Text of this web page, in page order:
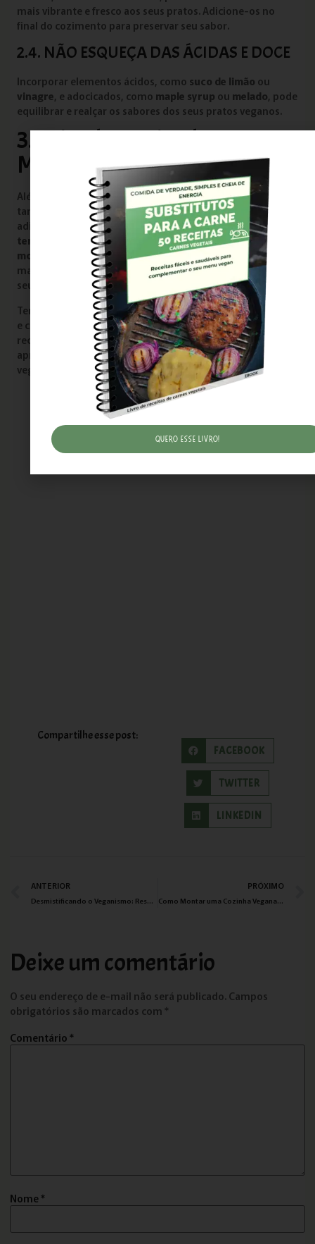
mais vibrante e fresco aos seus pratos. Adicione-os no
final do cozimento para preservar seu sabor.
2.4. NÃO ESQUEÇA DAS ÁCIDAS E DOCE
Incorporar elementos ácidos, como suco de limão ou
vinagre, e adocicados, como maple syrup ou melado, pode
equilibrar e realçar os sabores dos seus pratos veganos.
3. Criando Marinadas e
Molhos Deliciosos
Além de temperar alimentos durante o preparo, você
também pode criar marinadas e molhos saborosos para
adicionar um toque extra às suas refeições. Misture seus
temperos
favoritos com ingredientes líquidos, como
molho de soja
vinagreeóleo de gergelim, para fazer
marinadas saborosas que irão intensificar o sabor dos
seus pratos veganos.
Temperar suas refeições veganas é uma maneira divertida
e criativa de explorar novos sabores e transformar suas
receitas. Com as dicas e sugestões fornecidas, você pode
aprimorar suas habilidades na cozinha e fazer pratos
veganos ainda mais deliciosos e satisfatórios.
Compartilhe esse post:
FACEBOOK
TWITTER
LINKEDIN
ANTERIOR
Desmistificando o Veganismo: Respostas para Perguntas Frequentes e Mitos Comuns
PRÓXIMO
Como Montar uma Cozinha Vegana: Essenciais e Ferramentas para Começar
Deixe um comentário
O seu endereço de e-mail não será publicado.Campos
obrigatórios são marcados com *
Comentário*
Nome*
Quero esse livro!